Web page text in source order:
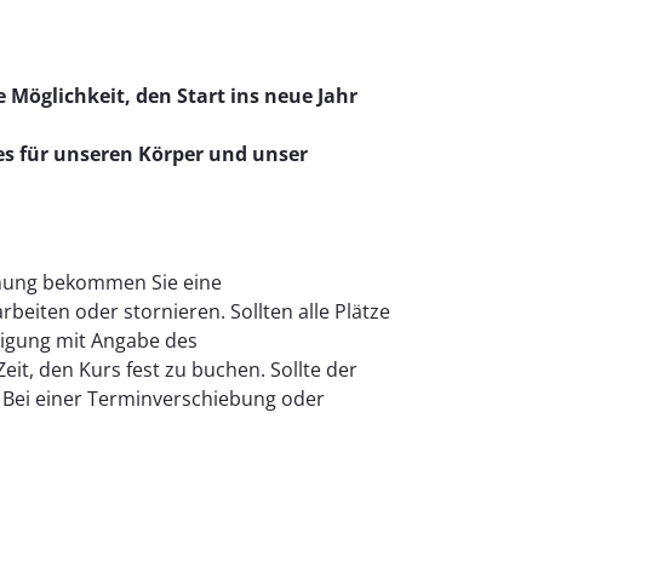
den Start ins neue Jahr
für unseren Körper und unser
bekommen Sie eine
oder stornieren. Sollten alle Plätze
mit Angabe des
den Kurs fest zu buchen. Sollte der
einer Terminverschiebung oder